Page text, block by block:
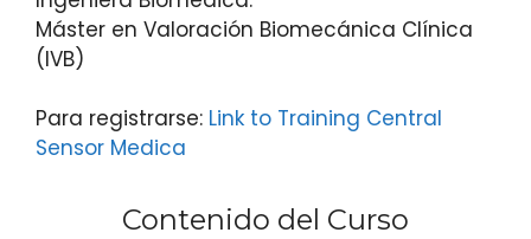
Máster en Valoración Biomecánica Clínica
(IVB)
Para registrarse: Link to Training Central
Sensor Medica
Contenido del Curso